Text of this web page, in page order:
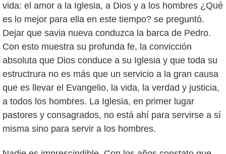
vida: el amor a la Iglesia, a Dios y a los hombres ¿Qué
es lo mejor para ella en este tiempo? se preguntó.
Dejar que savia nueva conduzca la barca de Pedro.
Con esto muestra su profunda fe, la convicción
absoluta que Dios conduce a su Iglesia y que toda su
estructrura no es más que un servicio a la gran causa
que es llevar el Evangelio, la vida, la verdad y justicia,
a todos los hombres. La Iglesia, en primer lugar
pastores y consagrados, no está ahí para servirse a sí
misma sino para servir a los hombres.